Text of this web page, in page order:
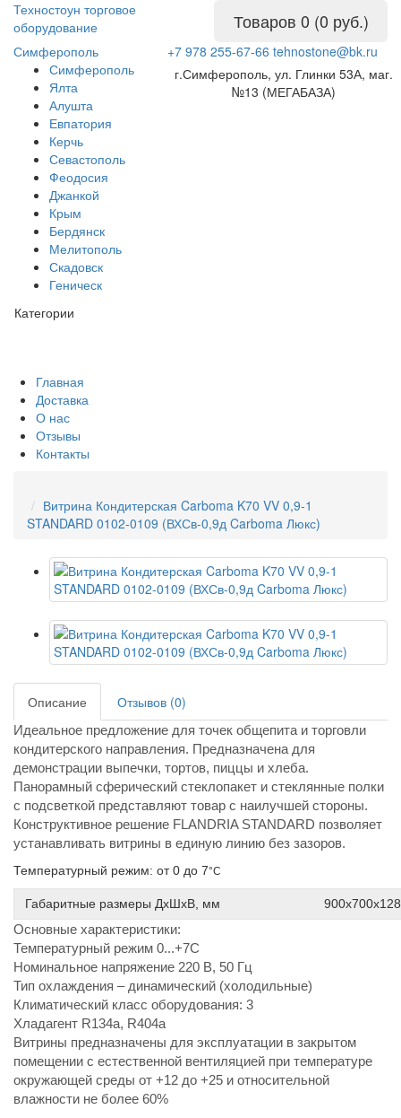
Техностоун торговое
оборудование
Товаров 0 (0 руб.)
Симферополь
Симферополь
Ялта
Алушта
Евпатория
Керчь
Севастополь
Феодосия
Джанкой
Крым
Бердянск
Мелитополь
Скадовск
Геническ
+7 978 255-67-66 tehnostone@bk.ru
г.Симферополь, ул. Глинки 53А, маг.
№13 (МЕГАБАЗА)
Категории
Главная
Доставка
О нас
Отзывы
Контакты
Витрина Кондитерская Carboma K70 VV 0,9-1
STANDARD 0102-0109 (ВХСв-0,9д Carboma Люкс)
Описание Отзывов (0)
Идеальное предложение для точек общепита и торговли
кондитерского направления. Предназначена для
демонстрации выпечки, тортов, пиццы и хлеба.
Панорамный сферический стеклопакет и стеклянные полки
с подсветкой представляют товар с наилучшей стороны.
Конструктивное решение FLANDRIA STANDARD позволяет
устанавливать витрины в единую линию без зазоров.
Температурный режим: от 0 до 7°С
Габаритные размеры ДхШхВ, мм
Основные характеристики:
Температурный режим 0...+7С
Номинальное напряжение 220 В, 50 Гц
Тип охлаждения – динамический (холодильные)
Климатический класс оборудования: 3
Хладагент R134a, R404a
Витрины предназначены для эксплуатации в закрытом
помещении с естественной вентиляцией при температуре
окружающей среды от +12 до +25 и относительной
влажности не более 60%